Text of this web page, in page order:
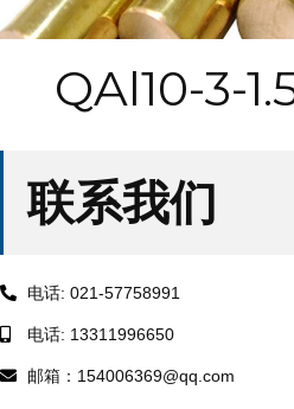
QAl10-3-
联系我们
电话: 021-57758991
电话: 13311996650
邮箱：154006369@qq.com